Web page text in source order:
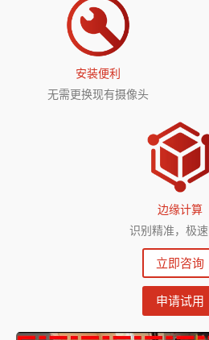
安装便利
无需更换现有摄像头
边缘计算
识别精准，极
立即咨询
申请试用